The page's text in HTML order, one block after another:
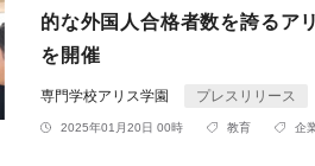
的な外国人合格者数を誇るア
を開催
専門学校アリス学園 プレスリリース
2025年01月20日 00時 教育 企